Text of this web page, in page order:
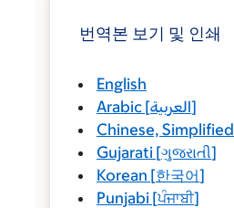
번역본 보기 및 인쇄
English
Arabic [العربية]
Chinese, Simplified
Gujarati [ગુજરાતી]
Korean [한국어]
Punjabi [ਪੰਜਾਬੀ]